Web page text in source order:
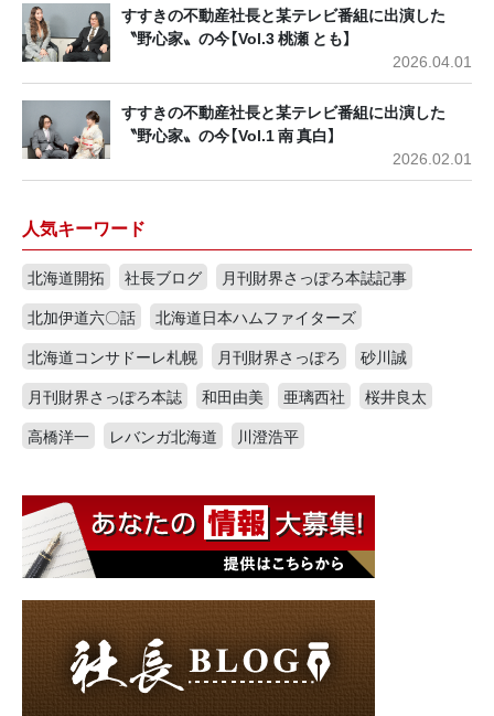
すすきの不動産社長と某テレビ番組に出演した
〝野心家〟の今【Vol.3 桃瀬 とも】
2026.04.01
すすきの不動産社長と某テレビ番組に出演した
〝野心家〟の今【Vol.1 南 真白】
2026.02.01
人気キーワード
北海道開拓 社長ブログ
月刊財界さっぽろ本誌記事
北加伊道六〇話
北海道日本ハムファイターズ
北海道コンサドーレ札幌
月刊財界さっぽろ
砂川誠
月刊財界さっぽろ本誌
和田由美 亜璃西社
桜井良太
高橋洋一
レバンガ北海道 川澄浩平